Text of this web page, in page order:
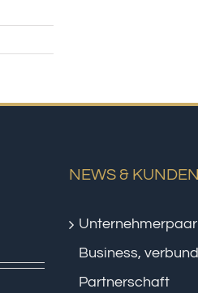
NEWS &
Business,
Partnerschaft